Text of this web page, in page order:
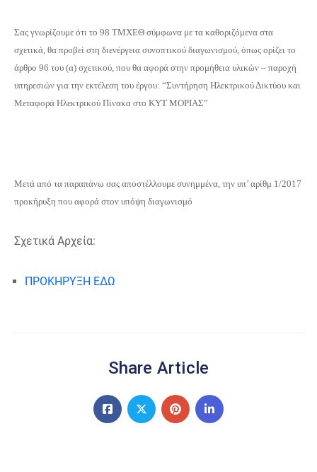
Σας γνωρίζουμε ότι το 98 ΤΜΧΕΘ σύμφωνα με τα καθοριζόμενα στα
σχετικά, θα προβεί στη διενέργεια συνοπτικού διαγωνισμού, όπως ορίζει το
άρθρο 96 του (α) σχετικού, που θα αφορά στην προμήθεια υλικών – παροχή
υπηρεσιών για την εκτέλεση του έργου: “Συντήρηση Ηλεκτρικού Δικτύου και
Μεταφορά Ηλεκτρικού Πίνακα στο ΚΥΤ ΜΟΡΙΑΣ”
Μετά από τα παραπάνω σας αποστέλλουμε συνημμένα, την υπ’ αρίθμ 1/2017
προκήρυξη που αφορά στον υπόψη διαγωνισμό
Σχετικά Αρχεία:
ΠΡΟΚΗΡΥΞΗ ΕΔΩ
Share Article